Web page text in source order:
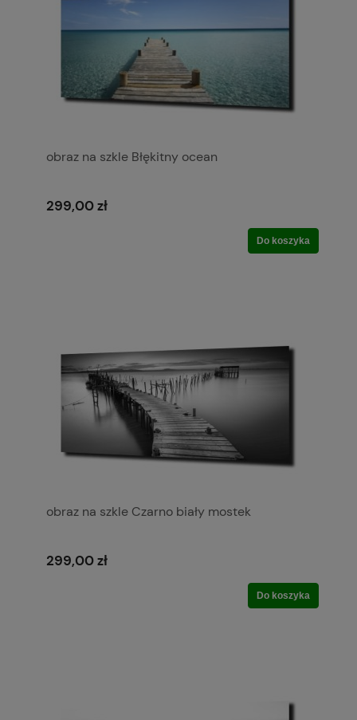
obraz na szkle Błękitny ocean
299,00 zł
Do koszyka
obraz na szkle Czarno biały mostek
299,00 zł
Do koszyka